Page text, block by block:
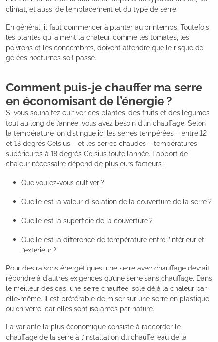
climat, et aussi de l’emplacement et du type de serre.
En général, il faut commencer à planter au printemps. Toutefois,
les plantes qui aiment la chaleur, comme les tomates, les
poivrons et les concombres, doivent attendre que le risque de
gelées nocturnes soit passé.
Comment puis-je chauffer ma serre
en économisant de l’énergie ?
Si vous souhaitez cultiver des plantes, des fruits et des légumes
tout au long de l’année, vous avez besoin d’un chauffage. Selon
la température, on distingue ici les serres tempérées – entre 12
et 18 degrés Celsius – et les serres chaudes – températures
supérieures à 18 degrés Celsius toute l’année. L’apport de
chaleur nécessaire dépend de plusieurs facteurs :
Que voulez-vous cultiver ?
Quelle est la valeur d’isolation de la couverture de la serre ?
Quelle est la superficie de la couverture ?
Quelle est la différence de température entre l’intérieur et
l’extérieur ?
Pour des raisons énergétiques, une serre avec chauffage devrait
répondre à d’autres exigences qu’une serre sans chauffage. Dans
le meilleur des cas, une serre chauffée isole déjà la chaleur par
elle-même. Il est préférable de miser sur une serre en plastique
ou en verre, car elles sont isolantes par nature.
La variante la plus économique consiste à raccorder le
chauffage de la serre à l’installation du chauffe-eau de la